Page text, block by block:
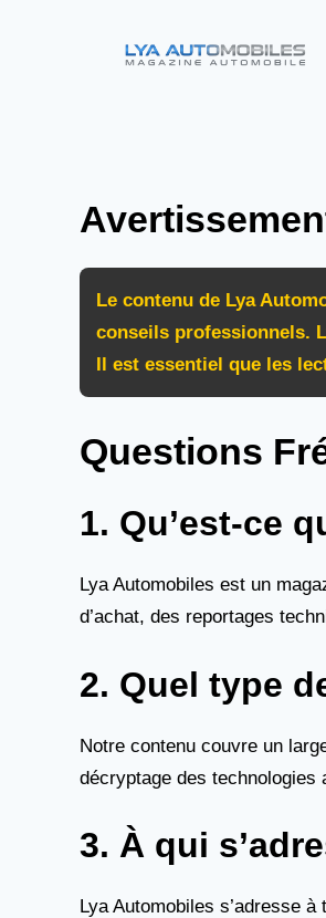
Le contenu de Lya
conseils professionnels.
Il est essentiel que les
Questions
1. Qu’est-ce
Lya Automobiles est un
d’achat, des reportages
2. Quel type
Notre contenu couvre un
décryptage des technologies
3. À qui
Lya Automobiles s’adresse